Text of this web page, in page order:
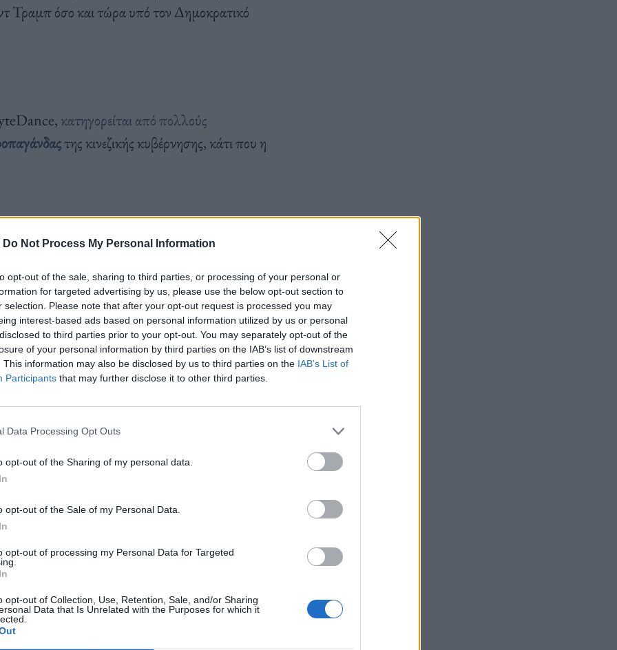
Do Not Process My Personal Information
opt-out of the sale, sharing to third parties, or processing of your personal or
for targeted advertising by us, please use the below opt-out section to
selection. Please note that after your opt-out request is processed you may
interest-based ads based on personal information utilized by us or personal
to third parties prior to your opt-out. You may separately opt-out of the
of your personal information by third parties on the IAB’s list of downstream
This information may also be disclosed by us to third parties on the IAB’s List of
Participants that may further disclose it to other third parties.
Data Processing Opt Outs
opt-out of the Sharing of my personal data.
opt-out of the Sale of my Personal Data.
opt-out of processing my Personal Data for Targeted
opt-out of Collection, Use, Retention, Sale, and/or Sharing
Data that Is Unrelated with the Purposes for which it
Τραμπ όσο και τώρα υπό τον Δημοκρατικό
κατηγορείται από πολλούς
της κινεζικής κυβέρνησης, κάτι που η
προεκλογικής του εκστρατείας@bidenhqο
θεμάτων, από την πολιτική ως το
απαγορεύουν στους κυβερνητικούς
κινητά τους,επικαλούμενες κινδύνους για την
της κυβέρνησης της πολιτείας να